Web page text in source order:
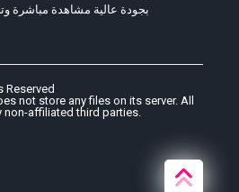
بجودة عالية مشاهدة مباشرة
Reserved
not store any files on its server. All
affiliated third parties.